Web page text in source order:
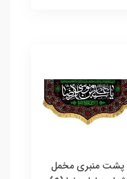
پشت منبری مخمل